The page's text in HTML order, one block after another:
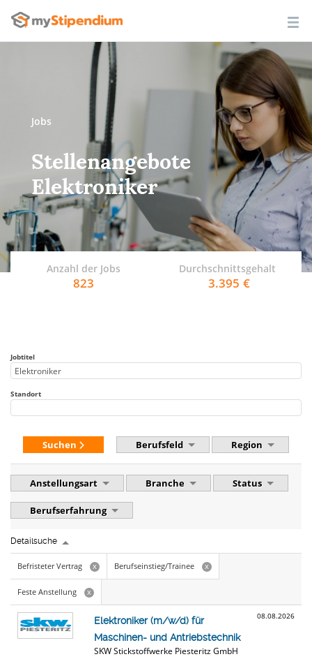
Jobs
Stellenangebote
Elektroniker
Anzahl der Jobs
823
Durchschnittsgehalt
3.395
Jobtitel
Standort
Suchen Berufsfeld Region
Anstellungsart Branche Status
Berufserfahrung
Detailsuche
Befristeter Vertrag x Berufseinstieg/Trainee x
Feste Anstellung x
08.08.2026
Elektroniker (m/w/d) für
Maschinen- und Antriebstechnik
SKW Stickstoffwerke Piesteritz GmbH